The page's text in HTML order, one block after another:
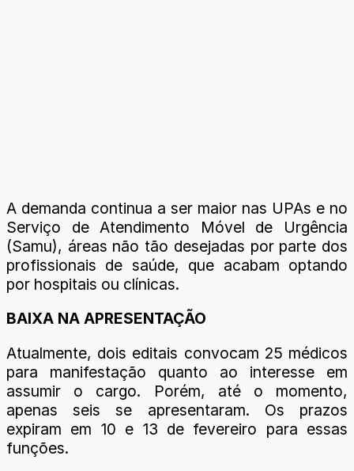
A demanda continua a ser maior nas UPAs e no
Serviço de Atendimento Móvel de Urgência
(Samu), áreas não tão desejadas por parte dos
profissionais de saúde, que acabam optando
por hospitais ou clínicas.
BAIXA NA APRESENTAÇÃO
Atualmente, dois editais convocam 25 médicos
para manifestação quanto ao interesse em
assumir o cargo. Porém, até o momento,
apenas seis se apresentaram. Os prazos
expiram em 10 e 13 de fevereiro para essas
funções.